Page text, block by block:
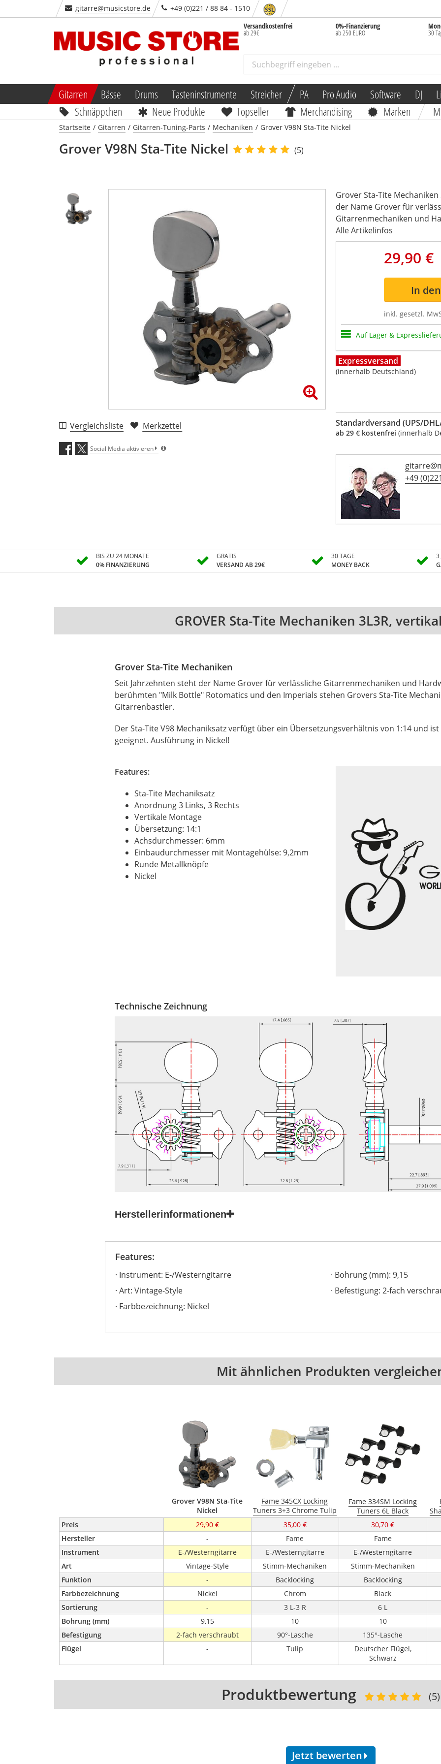
gitarre@musicstore.de
+49 (0)221 / 88 84 - 1510
Versandkostenfrei
ab 29€
0%-Finanzierung
ab 250 EURO 30
Gitarren Bässe Drums Tasteninstrumente Streicher PA Pro Audio Software DJ
Schnäppchen
Neue Produkte Topseller Merchandising Marken
Startseite / Gitarren / Gitarren-Tuning-Parts / Mechaniken / Grover V98N Sta-Tite Nickel
Grover V98N Sta-Tite Nickel (5)
Vergleichsliste Merkzettel
Social Media aktivieren
Grover Sta-Tite
der Name Grover für
Gitarrenmechaniken und
Alle Artikelinfos
29,90 €
In
inkl. gesetzl.
Auf Lager &
Expressversand
(innerhalb Deutschland)
Standardversand (UPS/
ab 29 € kostenfrei (innerhalb
+49
BIS ZU 24 MONATE
0% FINANZIERUNG
GRATIS
VERSAND AB 29€
30 TAGE
MONEY BACK
3
GROVER Sta-Tite Mechaniken 3L3R,
Grover Sta-Tite Mechaniken
Seit Jahrzehnten steht der Name Grover für verlässliche Gitarrenmechaniken und
berühmten "Milk Bottle" Rotomatics und den Imperials stehen Grovers Sta-Tite
Gitarrenbastler.
Der Sta-Tite V98 Mechaniksatz verfügt über ein Übersetzungsverhältnis von 1:14 und
geeignet. Ausführung in Nickel!
Features:
Sta-Tite Mechaniksatz
Anordnung 3 Links, 3 Rechts
Vertikale Montage
Übersetzung: 14:1
Achsdurchmesser: 6mm
Einbaudurchmesser mit Montagehülse: 9,2mm
Runde Metallknöpfe
Nickel
Technische Zeichnung
Herstellerinformationen
Features:
Instrument: E-/Westerngitarre
Art: Vintage-Style
Farbbezeichnung: Nickel
Bohrung (mm): 9,15
Befestigung: 2-fach
Mit ähnlichen Produkten
Grover V98N Sta-Tite
Nickel
Fame 345CX Locking
Tuners 3+3 Chrome Tulip
Fame 334SM Locking
Tuners 6L Black
Preis
29,90 € 35,00 €
30,70 €
Hersteller
- Fame
Fame
Instrument
E-/Westerngitarre E-/Westerngitarre
E-/Westerngitarre
Art
Vintage-Style Stimm-Mechaniken
Stimm-Mechaniken
Funktion
- Backlocking
Backlocking
Farbbezeichnung
Nickel Chrom
Black
Sortierung
- 3 L-3 R
6 L
Bohrung (mm)
9,15 10
10
Befestigung
2-fach verschraubt 90°-Lasche
135°-Lasche
Flügel
- Tulip
Deutscher Flügel,
Schwarz
Produktbewertung (5)
Jetzt bewerten